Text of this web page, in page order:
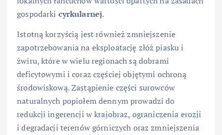
gospodarki cyrkularnej.
Istotną korzyścią jest również zmniejszenie
zapotrzebowania na eksploatację złóż piasku i
żwiru, które w wielu regionach są dobrami
deficytowymi i coraz częściej objętymi ochroną
środowiskową. Zastąpienie części surowców
naturalnych popiołem dennym prowadzi do
redukcji ingerencji w krajobraz, ograniczenia erozji
i degradacji terenów górniczych oraz zmniejszenia